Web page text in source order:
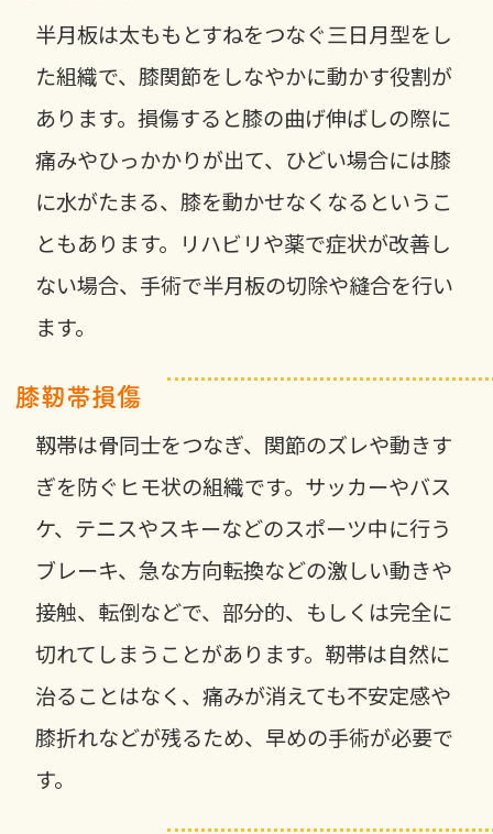
半月板は太ももとすねをつなぐ三日月型をし
た組織で、膝関節をしなやかに動かす役割が
あります。損傷すると膝の曲げ伸ばしの際に
痛みやひっかかりが出て、ひどい場合には膝
に水がたまる、膝を動かせなくなるというこ
ともあります。リハビリや薬で症状が改善し
ない場合、手術で半月板の切除や縫合を行い
ます。
膝靭帯損傷
靱帯は骨同士をつなぎ、関節のズレや動きす
ぎを防ぐヒモ状の組織です。サッカーやバス
ケ、テニスやスキーなどのスポーツ中に行う
ブレーキ、急な方向転換などの激しい動きや
接触、転倒などで、部分的、もしくは完全に
切れてしまうことがあります。靭帯は自然に
治ることはなく、痛みが消えても不安定感や
膝折れなどが残るため、早めの手術が必要で
す。